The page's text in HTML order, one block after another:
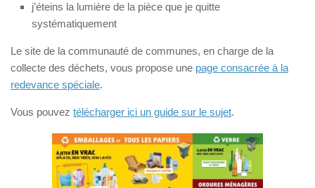
j’éteins la lumière de la pièce que je quitte
systématiquement
Le site de la communauté de communes, en charge de la
collecte des déchets, vous propose une page consacrée à la
redevance spéciale.
Vous pouvez télécharger ici un guide sur le sujet.